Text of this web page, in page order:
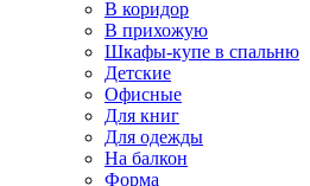
В коридор
В прихожую
Шкафы-купе в спальню
Детские
Офисные
Для книг
Для одежды
На балкон
Форма